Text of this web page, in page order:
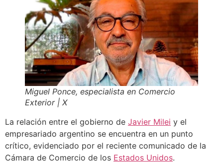
Miguel Ponce, especialista en Comercio
Exterior| X
La relación entre el gobierno de Javier Milei y el
empresariado argentino se encuentra en un punto
crítico, evidenciado por el reciente comunicado de la
Cámara de Comercio de los Estados Unidos.